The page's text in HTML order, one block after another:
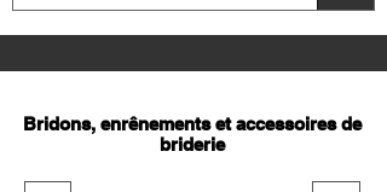
Bridons, enrênements et accessoires de
briderie